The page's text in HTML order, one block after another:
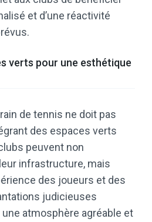
et d’une réactivité
verts pour une esthétique
de tennis ne doit pas
des espaces verts
peuvent non
infrastructure, mais
des joueurs et des
judicieuses
atmosphère agréable et